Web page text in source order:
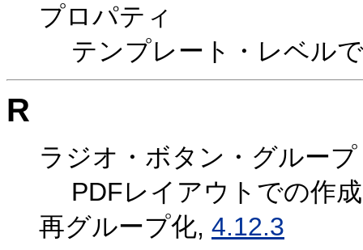
プロパティ
テンプレート・レベル
R
ラジオ・ボタン・グループ
PDFレイアウトでの作
再グループ化, 4.12.3